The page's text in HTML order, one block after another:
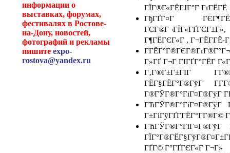
информации о
выставках, форумах,
фестивалях в Ростове-
на-Дону, новостей,
фотографий и рекламы
пишите expo-
rostova@yandex.ru
ГЇГ®Г«ГЁГЈГ°Г ГґГЁГЁ
ГђГҐГ¤Г
Г¶ГЁГЄГ«Г , Г¬ГЁГ­ГЁ-
Г»ГҐ Г¬Г ГІГҐГ°ГЁГ
Г‚Г®Г±Г±ГІГ
ГЁГ§ГЁГ°Г®ГўГ
Г®ГЎГ®Г°ГіГ¤Г®ГўГ
ГЋГЎГ®Г°ГіГ¤Г®ГўГ
Г±ГіГўГҐГ­ГЁГ°Г­Г®Г©
ГҐГ© Г°ГҐГЄГ«Г Г¬Г»